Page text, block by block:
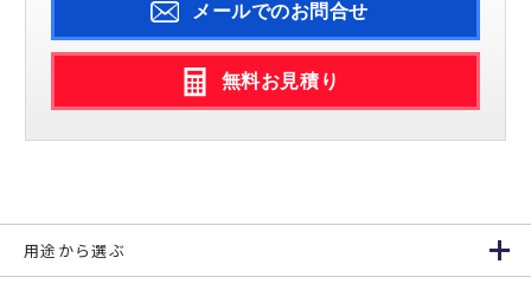
メールでのお問合せ
無料お見積り
用途から選ぶ